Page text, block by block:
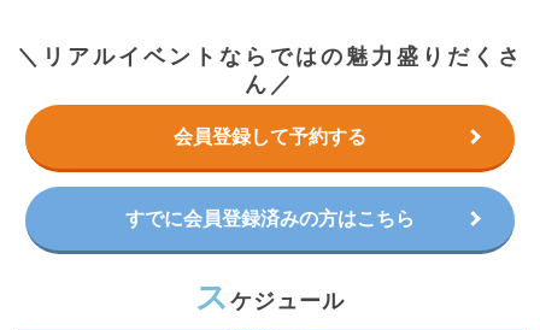
＼リアルイベントならではの魅力盛りだくさ
ん／
会員登録して予約する
すでに会員登録済みの方はこちら
ス ケジュール